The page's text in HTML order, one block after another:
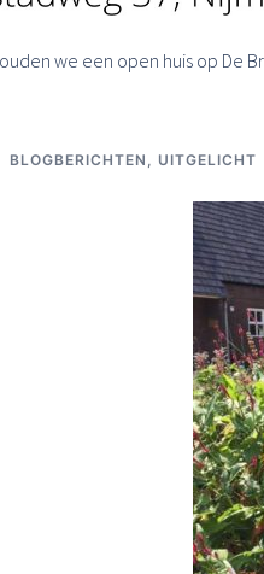
we een open huis op De
BLOGBERICHTEN , UITGELICHT